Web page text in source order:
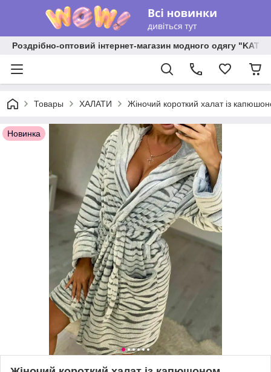
Роздрібно-оптовий інтернет-магазин модного одягу
Товары ХАЛАТИ Жіночий короткий халат із
Новинка